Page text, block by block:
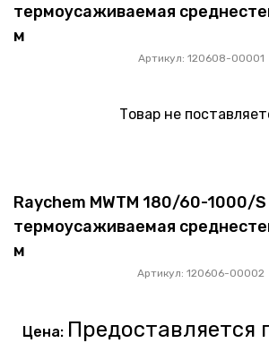
термоусаживаемая
м
Артикул: 120608-00001
Товар не
Raychem MWTM 180/60-1000/
термоусаживаемая
м
Артикул: 120606-00002
Цена: Предоставляется